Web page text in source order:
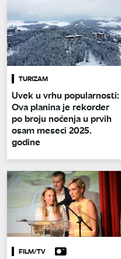
TURIZAM
Uvek u vrhu popularnosti:
Ova planina je rekorder
po broju noćenja u prvih
osam meseci 2025.
godine
FILM/TV